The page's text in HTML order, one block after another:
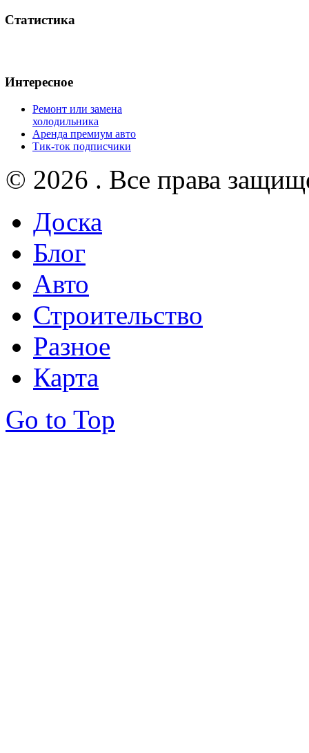
Статистика
Интересное
Ремонт или замена
холодильника
Аренда премиум авто
Тик-ток подписчики
© 2026 . Все права
Доска
Блог
Авто
Строительство
Разное
Карта
Go to Top